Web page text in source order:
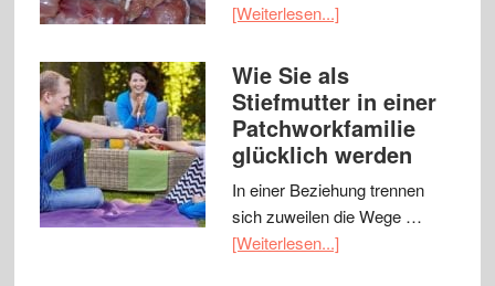
[Weiterlesen...]
Wie Sie als
Stiefmutter in einer
Patchworkfamilie
glücklich werden
In einer Beziehung trennen
sich zuweilen die Wege …
[Weiterlesen...]